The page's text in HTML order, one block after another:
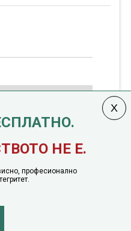
НЕ Е.
професионално